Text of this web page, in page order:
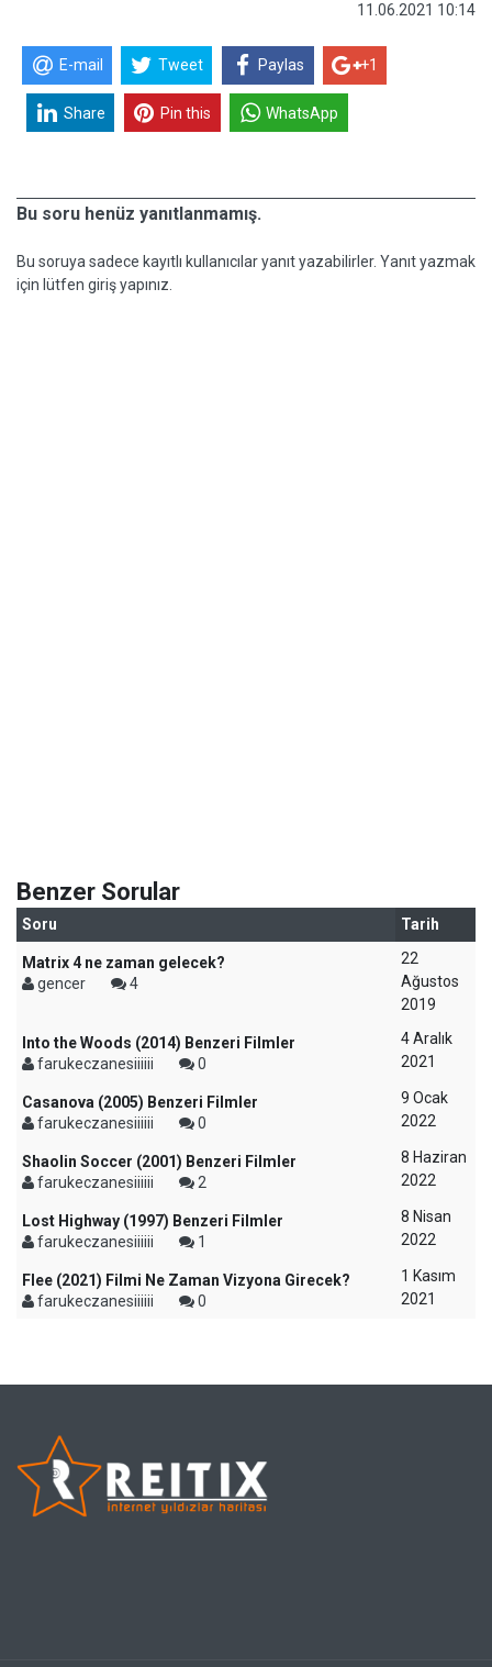
11.06.2021 10:14
E-mail Tweet Paylas +1
Share Pin this WhatsApp
Bu soru henüz yanıtlanmamış.
Bu soruya sadece kayıtlı kullanıcılar yanıt yazabilirler. Yanıt yazmak
için lütfen giriş yapınız.
Benzer Sorular
Soru Tarih
Matrix 4 ne zaman gelecek?
gencer
4
22
Ağustos
2019
Into the Woods (2014) Benzeri Filmler
farukeczanesiiiiii
0
4 Aralık
2021
Casanova (2005) Benzeri Filmler
farukeczanesiiiiii
0
9 Ocak
2022
Shaolin Soccer (2001) Benzeri Filmler
farukeczanesiiiiii
2
8 Haziran
2022
Lost Highway (1997) Benzeri Filmler
farukeczanesiiiiii
1
8 Nisan
2022
Flee (2021) Filmi Ne Zaman Vizyona Girecek?
farukeczanesiiiiii
0
1 Kasım
2021